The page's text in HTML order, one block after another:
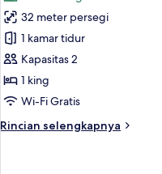
untuk
Kamar
Deluks,
1
Tempat
King
32 meter persegi
1 kamar tidur
Kapasitas 2
1 king
Wi-Fi Gratis
Rincian selengkapnya
Rincian